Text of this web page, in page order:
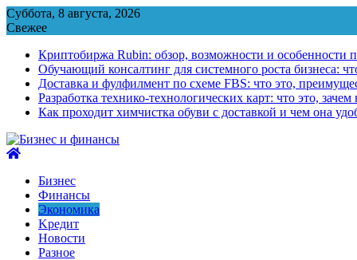
Перейти
к
Суббота, 8 августа, 2026
Свежее
Криптобиржа Rubin: обзор, возможности и особенности
Обучающий консалтинг для системного роста бизнеса:
Доставка и фулфилмент по схеме FBS: что это,
Разработка технико-технологических карт: что это,
Как проходит химчистка обуви с доставкой и чем она
Бизнес
Финансы
Экономика
Kредит
Новости
Разное